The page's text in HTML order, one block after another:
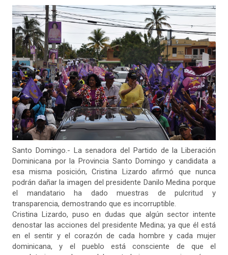
Santo Domingo.- La senadora del Partido de la Liberación
Dominicana por la Provincia Santo Domingo y candidata a
esa misma posición, Cristina Lizardo afirmó que nunca
podrán dañar la imagen del presidente Danilo Medina porque
el mandatario ha dado muestras de pulcritud y
transparencia, demostrando que es incorruptible.
Cristina Lizardo, puso en dudas que algún sector intente
denostar las acciones del presidente Medina; ya que él está
en el sentir y el corazón de cada hombre y cada mujer
dominicana, y el pueblo está consciente de que el